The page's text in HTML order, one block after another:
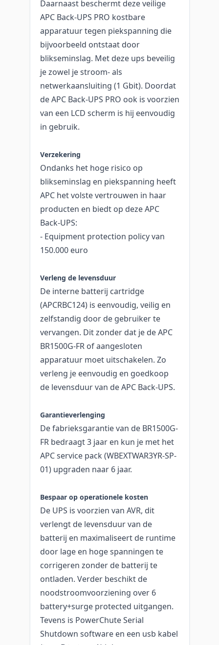
Daarnaast beschermt deze veilige
APC Back-UPS PRO kostbare
apparatuur tegen piekspanning die
bijvoorbeeld ontstaat door
blikseminslag. Met deze ups beveilig
je zowel je stroom- als
netwerkaansluiting (1 Gbit). Doordat
de APC Back-UPS PRO ook is voorzien
van een LCD scherm is hij eenvoudig
in gebruik.
Verzekering
Ondanks het hoge risico op
blikseminslag en piekspanning heeft
APC het volste vertrouwen in haar
producten en biedt op deze APC
Back-UPS:
- Equipment protection policy van
150.000 euro
Verleng de levensduur
De interne batterij cartridge
(APCRBC124) is eenvoudig, veilig en
zelfstandig door de gebruiker te
vervangen. Dit zonder dat je de APC
BR1500G-FR of aangesloten
apparatuur moet uitschakelen. Zo
verleng je eenvoudig en goedkoop
de levensduur van de APC Back-UPS.
Garantieverlenging
De fabrieksgarantie van de BR1500G-
FR bedraagt 3 jaar en kun je met het
APC service pack (WBEXTWAR3YR-SP-
01) upgraden naar 6 jaar.
Bespaar op operationele kosten
De UPS is voorzien van AVR, dit
verlengt de levensduur van de
batterij en maximaliseert de runtime
door lage en hoge spanningen te
corrigeren zonder de batterij te
ontladen. Verder beschikt de
noodstroomvoorziening over 6
battery+surge protected uitgangen.
Tevens is PowerChute Serial
Shutdown software en een usb kabel